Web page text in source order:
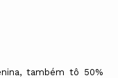
também tô 50%